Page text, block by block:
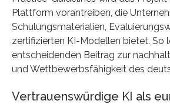
Plattform vorantreiben, die
Schulungsmaterialien,
zertifizierten KI-Modellen bietet. So
entscheidenden Beitrag zur
und Wettbewerbsfähigkeit des
Vertrauenswürdige KI als